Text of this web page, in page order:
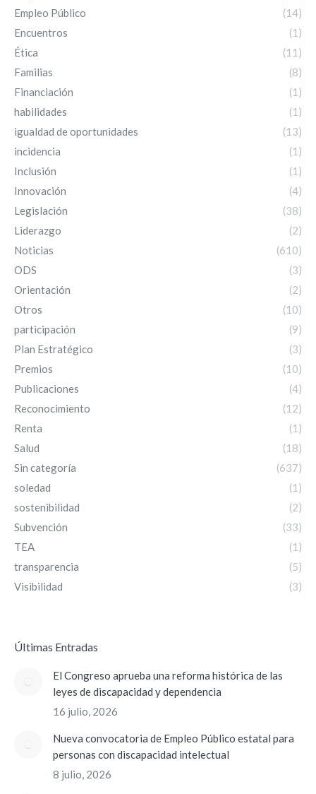
Empleo Público
(14)
Encuentros
(1)
Ética
(11)
Familias
(8)
Financiación
(1)
habilidades
(1)
igualdad de oportunidades
(13)
incidencia
(1)
Inclusión
(1)
Innovación
(4)
Legislación
(38)
Liderazgo
(2)
Noticias
(610)
ODS
(3)
Orientación
(2)
Otros
(10)
participación
(9)
Plan Estratégico
(3)
Premios
(10)
Publicaciones
(4)
Reconocimiento
(12)
Renta
(1)
Salud
(18)
Sin categoría
(637)
soledad
(1)
sostenibilidad
(2)
Subvención
(33)
TEA
(1)
transparencia
(5)
Visibilidad
(3)
ÚItimas Entradas
El Congreso aprueba una reforma histórica de las
leyes de discapacidad y dependencia
16 julio, 2026
Nueva convocatoria de Empleo Público estatal para
personas con discapacidad intelectual
8 julio, 2026